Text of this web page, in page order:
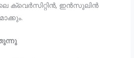
ക്വെർസിറ്റിൻ, ഇൻസുലിൻ